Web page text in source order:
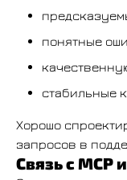
понятные
стабильные
Хорошо
запросов в
Связь с MCP